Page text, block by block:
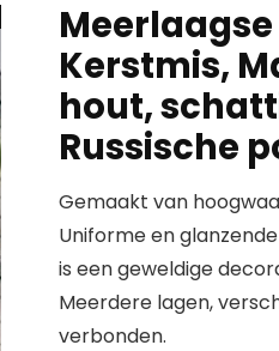
Kerstmis,
hout,
Russische
Gemaakt van
Uniforme en
is een geweldige
Meerdere lagen,
verbonden.